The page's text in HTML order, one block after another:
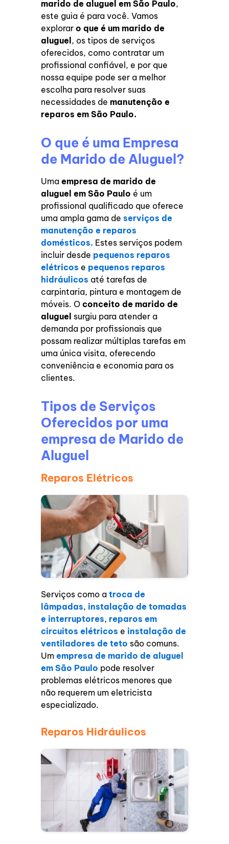
marido de aluguel em São Paulo,
este guia é para você. Vamos
exploraro que é um marido de
aluguel , os tipos de serviços
oferecidos, como contratar um
profissional confiável, e por que
nossa equipe pode ser a melhor
escolha para resolver suas
necessidades de manutenção e
reparos em São Paulo.
O que é uma Empresa
de Marido de Aluguel?
Umaempresa de marido de
aluguel em São Paulo é um
profissional qualificado que oferece
uma ampla gama de serviços de
manutenção e reparos
domésticos. Estes serviços podem
incluir desde pequenos reparos
elétricos e pequenos reparos
hidráulicos até tarefas de
carpintaria, pintura e montagem de
móveis. Oconceito de marido de
aluguel surgiu para atender a
demanda por profissionais que
possam realizar múltiplas tarefas em
uma única visita, oferecendo
conveniência e economia para os
clientes.
Tipos de Serviços
Oferecidos por uma
empresa de Marido de
Aluguel
Reparos Elétricos
Serviços como atroca de
lâmpadas, instalação de tomadas
e interruptores, reparos em
circuitos elétricos e instalação de
ventiladores de teto são comuns.
Umempresa de marido de aluguel
em São Paulo pode resolver
problemas elétricos menores que
não requerem um eletricista
especializado.
Reparos Hidráulicos